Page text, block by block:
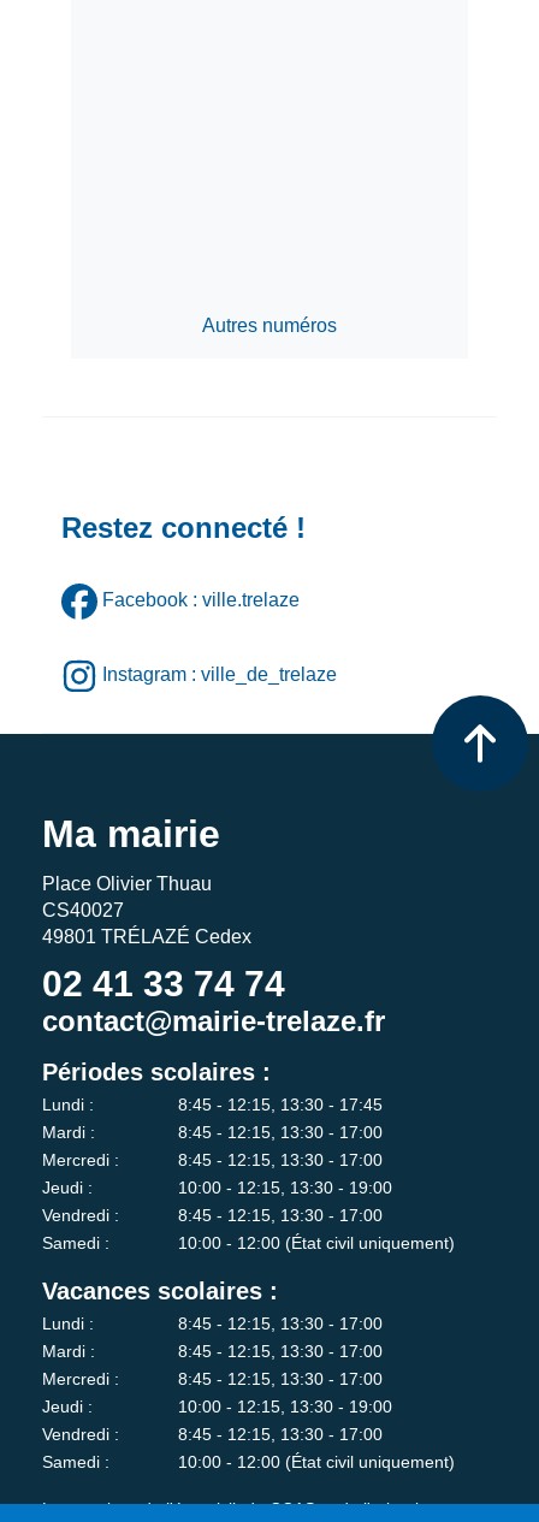
Autres numéros
Restez connecté !
Facebook : ville.trelaze
Instagram : ville_de_trelaze
Ma mairie
Place Olivier Thuau
CS40027
49801 TRÉLAZÉ Cedex
02 41 33 74 74
contact@mairie-trelaze.fr
Périodes scolaires :
Lundi :
8:45 - 12:15, 13:30 - 17:45
Mardi :
8:45 - 12:15, 13:30 - 17:00
Mercredi :
8:45 - 12:15, 13:30 - 17:00
Jeudi :
10:00 - 12:15, 13:30 - 19:00
Vendredi :
8:45 - 12:15, 13:30 - 17:00
Samedi :
10:00 - 12:00 (État civil uniquement)
Vacances scolaires :
Lundi :
8:45 - 12:15, 13:30 - 17:00
Mardi :
8:45 - 12:15, 13:30 - 17:00
Mercredi :
8:45 - 12:15, 13:30 - 17:00
Jeudi :
10:00 - 12:15, 13:30 - 19:00
Vendredi :
8:45 - 12:15, 13:30 - 17:00
Samedi :
10:00 - 12:00 (État civil uniquement)
Les services de l'état-civil, du CCAS et de l'urbanisme sont